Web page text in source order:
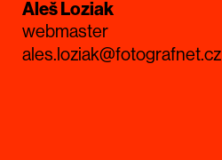
Aleš Loziak
webmaster
ales.loziak@fotografnet.cz